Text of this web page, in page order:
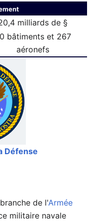
milliards de §
bâtiments et 267
aéronefs
Défense
de l'Armée
militaire navale